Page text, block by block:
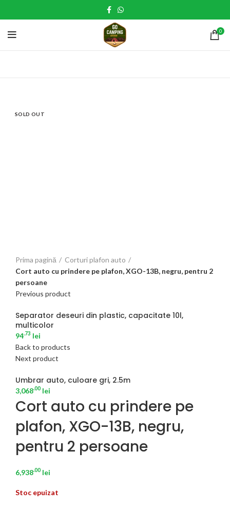
0
SOLD OUT
Prima pagină
Corturi plafon auto
Cort auto cu prindere pe plafon, XGO-13B, negru, pentru 2
persoane
Previous product
Separator deseuri din plastic, capacitate 10l,
multicolor
94.73 lei
Back to products
Next product
Umbrar auto, culoare gri, 2.5m
3,068.00 lei
Cort auto cu prindere pe
plafon, XGO-13B, negru,
pentru 2 persoane
6,938.00 lei
Stoc epuizat